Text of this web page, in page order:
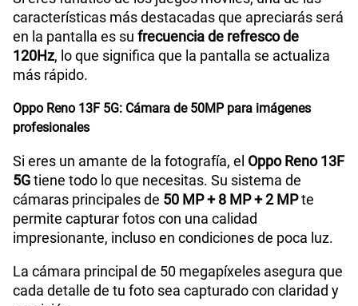
VoLTE
VoWiFi
características más destacadas que apreciarás será
en la pantalla es su frecuencia de refresco de
120Hz, lo que significa que la pantalla se actualiza
más rápido.
Oppo Reno 13F 5G: Cámara de 50MP para imágenes
profesionales
Si eres un amante de la fotografía, el Oppo Reno 13F
5Gtiene todo lo que necesitas. Su sistema de
cámaras principales de 50 MP + 8 MP + 2 MPte
permite capturar fotos con una calidad
impresionante, incluso en condiciones de poca luz.
La cámara principal de 50 megapíxeles asegura que
cada detalle de tu foto sea capturado con claridad y